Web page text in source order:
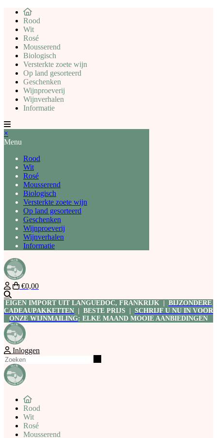
Rood
Wit
Rosé
Mousserend
Biologisch
Versterkte zoete wijn
Op land gesorteerd
Geschenken
Wijnproeverij
Wijnverhalen
Informatie
×
Menu
Rood
Wit
Rosé
Mousserend
Biologisch
Versterkte zoete wijn
Op land gesorteerd
Geschenken
Wijnproeverij
Wijnverhalen
Informatie
€0,00
EIGEN IMPORT UIT LANGUEDOC, FRANKRIJK | BIJZONDERE
CADEAUPAKKETTEN | BESTE PRIJS | SCHRIJF U NU IN VOOR
ONZE WIJNMAILING: ELKE MAAND MOOIE AANBIEDINGEN
Inloggen
Rood
Wit
Rosé
Mousserend